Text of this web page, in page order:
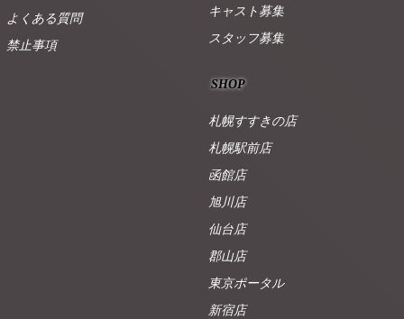
よくある質問
禁止事項
キャスト募集
スタッフ募集
SHOP
札幌すすきの店
札幌駅前店
函館店
旭川店
仙台店
郡山店
東京ポータル
新宿店